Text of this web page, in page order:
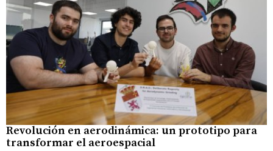
Revolución en aerodinámica: un prototipo para
transformar el aeroespacial